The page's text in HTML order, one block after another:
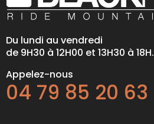
Du lundi au vendredi
de 9H30 à 12H00 et 13H30 à 18H.
Appelez-nous
04 79 85 20 63